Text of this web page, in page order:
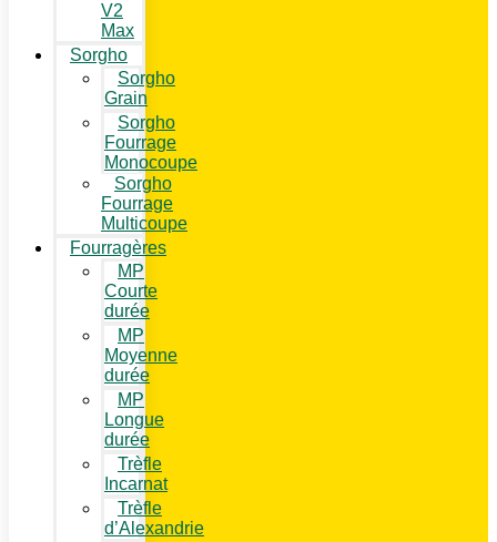
V2
Max
Sorgho
Sorgho
Grain
Sorgho
Fourrage
Monocoupe
Sorgho
Fourrage
Multicoupe
Fourragères
MP
Courte
durée
MP
Moyenne
durée
MP
Longue
durée
Trèfle
Incarnat
Trèfle
d’Alexandrie